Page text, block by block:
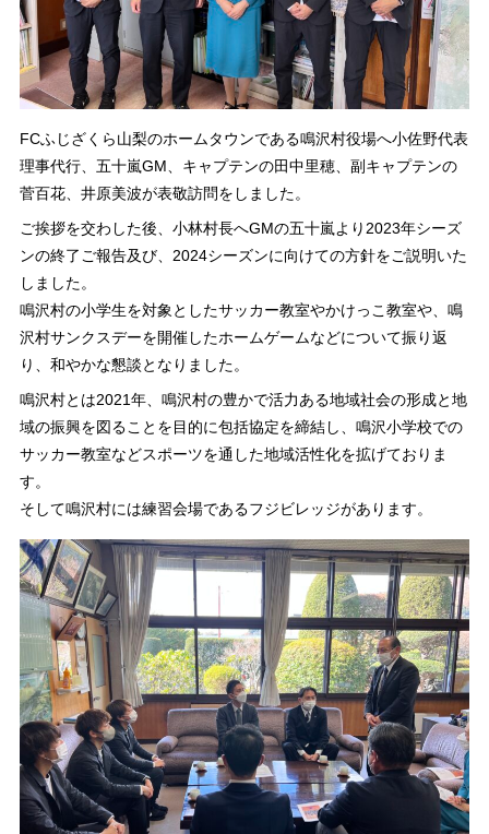
FCふじざくら山梨のホームタウンである鳴沢村役場へ小佐野代表
理事代行、五十嵐GM、キャプテンの田中里穂、副キャプテンの
菅百花、井原美波が表敬訪問をしました。
ご挨拶を交わした後、小林村長へGMの五十嵐より2023年シーズ
ンの終了ご報告及び、2024シーズンに向けての方針をご説明いた
しました。
鳴沢村の小学生を対象としたサッカー教室やかけっこ教室や、鳴
沢村サンクスデーを開催したホームゲームなどについて振り返
り、和やかな懇談となりました。
鳴沢村とは2021年、鳴沢村の豊かで活力ある地域社会の形成と地
域の振興を図ることを目的に包括協定を締結し、鳴沢小学校での
サッカー教室などスポーツを通した地域活性化を拡げておりま
す。
そして鳴沢村には練習会場であるフジビレッジがあります。